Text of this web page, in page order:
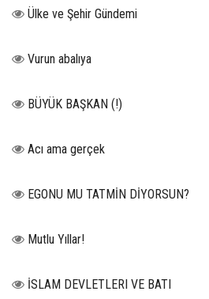
Ülke ve Şehir Gündemi
Vurun abalıya
BÜYÜK BAŞKAN (!)
Acı ama gerçek
EGONU MU TATMİN DİYORSUN?
Mutlu Yıllar!
İSLAM DEVLETLERI VE BATI